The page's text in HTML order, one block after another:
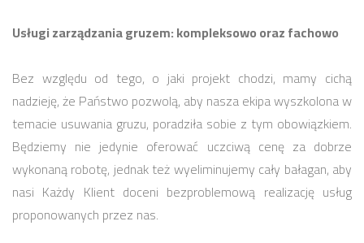
Usługi zarządzania gruzem: kompleksowo oraz fachowo
Bez względu od tego, o jaki projekt chodzi, mamy cichą
nadzieję, że Państwo pozwolą, aby nasza ekipa wyszkolona w
temacie usuwania gruzu, poradziła sobie z tym obowiązkiem.
Będziemy nie jedynie oferować uczciwą cenę za dobrze
wykonaną robotę, jednak też wyeliminujemy cały bałagan, aby
nasi Każdy Klient doceni bezproblemową realizację usług
proponowanych przez nas.